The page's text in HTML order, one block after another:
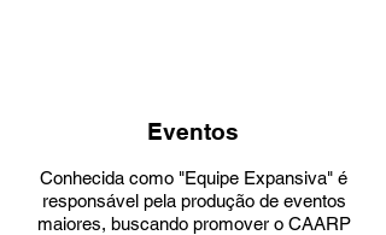
Eventos
Conhecida como "Equipe Expansiva" é
responsável pela produção de eventos
maiores, buscando promover o CAARP